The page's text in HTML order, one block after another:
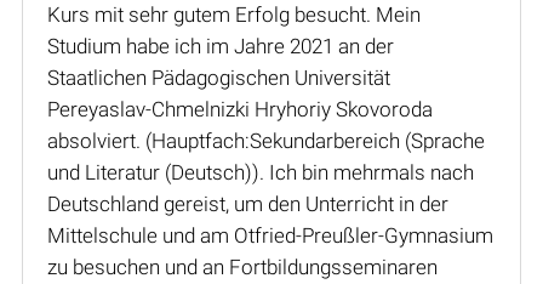
Kurs mit sehr gutem Erfolg besucht. Mein
Studium habe ich im Jahre 2021 an der
Staatlichen Pädagogischen Universität
Pereyaslav-Chmelnizki Hryhoriy Skovoroda
absolviert. (Hauptfach:Sekundarbereich (Sprache
und Literatur (Deutsch)). Ich bin mehrmals nach
Deutschland gereist, um den Unterricht in der
Mittelschule und am Otfried-Preußler-Gymnasium
zu besuchen und an Fortbildungsseminaren